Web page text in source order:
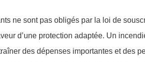
ne sont pas obligés par la loi de
d’une protection adaptée. Un
des dépenses importantes et des